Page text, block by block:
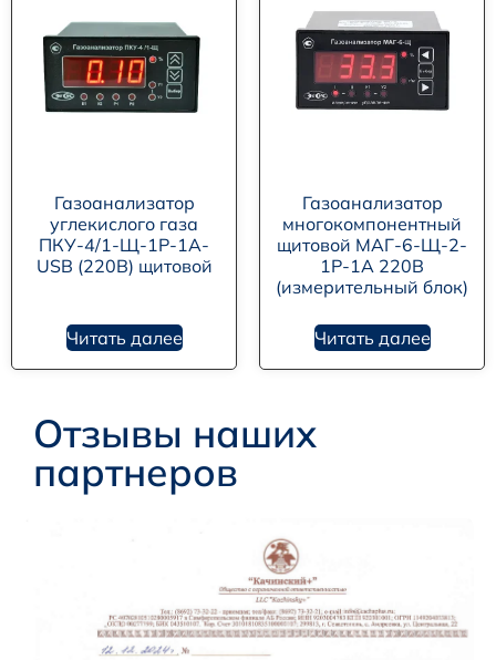
Газоанализатор
углекислого газа
ПКУ-4/1-Щ-1Р-1А-
USB (220В) щитовой
Читать далее
Газоанализатор
многокомпонентный
щитовой МАГ-6-Щ-2-
1Р-1А 220В
(измерительный блок)
Читать далее
Отзывы наших
партнеров